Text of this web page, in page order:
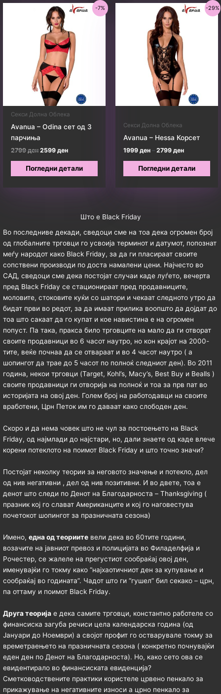
-7%
Секси Долна Облека
Avanua – Odina сет од 3
парчиња
2799ден Original
was:
2799 ден.
2599денCurrent
is:
Погледни детали
-29%
Секси Долна Облека
Avanua – Hessa Корсет
1999ден – 2799денPrice
1999 ден
Погледни детали
Што е Black Friday
Во последниве декади, сведоци сме на тоа дека огромен број
од глобалните трговци го усвоија терминот и датумот, попознат
меѓу народот како Black Friday, за да ги пласираат своите
сопствени производи по доста намалени цени. Најчесто во
САД, сведоци сме дека постојат случаи каде луѓето, вечерта
пред Black Friday се стационираат пред продавниците,
моловите, стоковите куќи со шатори и чекаат следното утро да
бидат први во редот, за да имаат прилика воопшто да дојдат до
тоа што сакаат да го купат и кое навистина е на огромен
попуст. Па така, пракса било трговците на мало да ги отворат
своите продавници во 6 часот наутро, но кон крајот на 2000-
тите, веќе почнаа да се отвараат и во 4 часот наутро ( а
шопингот да трае до 5 часот по полноќ следниот ден). Во 2011
година, некои трговци (Target, Kohl’s, Macy’s, Best Buy и Bealls )
своите продавници ги отворија на полноќ и тоа за прв пат во
историјата на овој ден. Голем број на работодавци на своите
вработени, Црн Петок им го даваат како слободен ден.
Скоро и да нема човек што не чул за постоењето на Black
Friday, од најмлади до најстари, но, дали знаете од каде влече
корени потеклото на поимот Black Friday и што точно значи?
Постојат неколку теории за неговото значење и потекло, дел
од нив негативни , дел од нив позитивни. И во двете, тоа е
денот што следи по Денот на Благодарноста – Thanksgiving (
празник кој го слават Американците и кој го наговестува
почетокот шопингот за празничната сезона)
Имено,една од теориите вели дека во 60тите години,
возачите на јавниот превоз и полицијата во Филаделфија и
Рочестер, се жалеле на прегустиот сообраќај овој ден,
именувајќи го токму како “најхаотичниот ден за купување и
сообраќај во годината”. Чадот што ги “гушел” бил секако – црн,
па оттаму и поимот Black Friday.
Друга теорија е дека самите трговци, константно работеле со
финансиска загуба речиси цела календарска година (од
Јануари до Ноември) а својот профит го остварувале токму за
времетраењето на празничната сезона ( конкретно почнувајќи
еден ден по Денот на Благодарноста). Но, како сето ова се
евидентирало во финансиската евиденција?
Сметководствените практики користеле црвено пенкало за
прикажување на негативните износи а црно пенкало за